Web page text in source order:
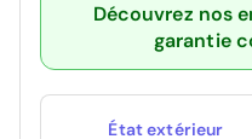
Découvrez nos
garantie
État extérieur